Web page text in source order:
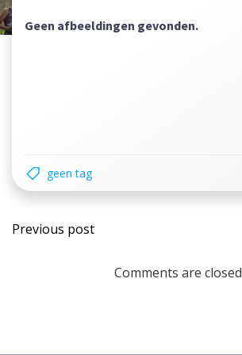
Geen afbeeldingen gevonden.
geen tag
Bericht
navigatie
Previous post
Comments are closed